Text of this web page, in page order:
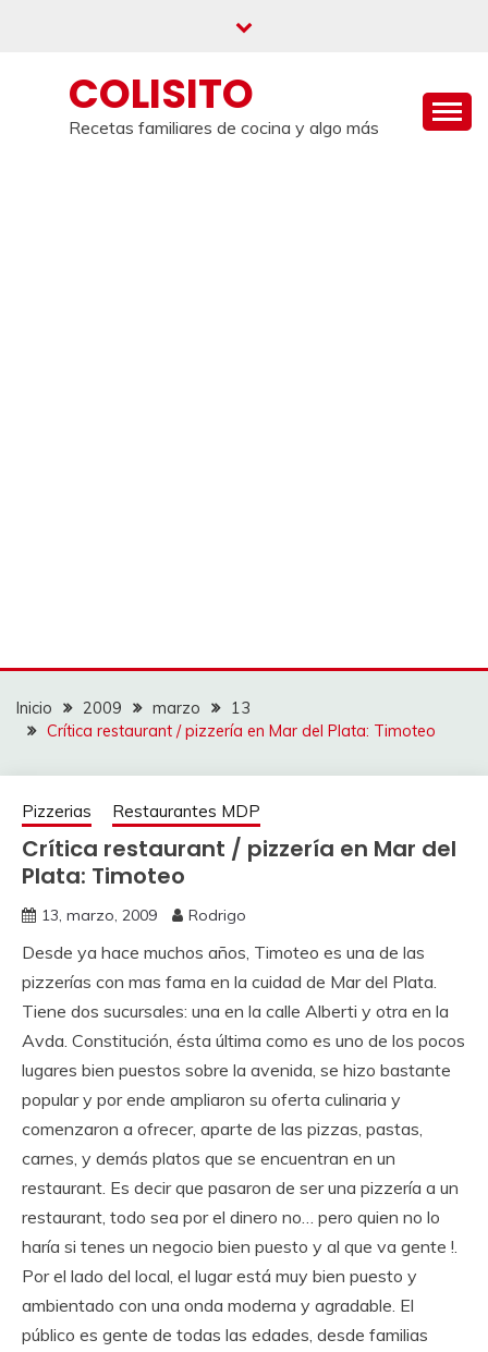
COLISITO
Recetas familiares de cocina y algo más
Inicio 2009 marzo
13
Crítica restaurant / pizzería en Mar del Plata: Timoteo
Pizzerias Restaurantes MDP
Crítica restaurant / pizzería en Mar del
Plata: Timoteo
13, marzo, 2009 Rodrigo
Desde ya hace muchos años, Timoteo es una de las
pizzerías con mas fama en la cuidad de Mar del Plata.
Tiene dos sucursales: una en la calle Alberti y otra en la
Avda. Constitución, ésta última como es uno de los pocos
lugares bien puestos sobre la avenida, se hizo bastante
popular y por ende ampliaron su oferta culinaria y
comenzaron a ofrecer, aparte de las pizzas, pastas,
carnes, y demás platos que se encuentran en un
restaurant. Es decir que pasaron de ser una pizzería a un
restaurant, todo sea por el dinero no… pero quien no lo
haría si tenes un negocio bien puesto y al que va gente !.
Por el lado del local, el lugar está muy bien puesto y
ambientado con una onda moderna y agradable. El
público es gente de todas las edades, desde familias